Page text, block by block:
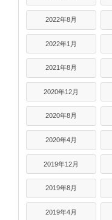
2022年8月
2022年1月
2021年8月
2020年12月
2020年8月
2020年4月
2019年12月
2019年8月
2019年4月